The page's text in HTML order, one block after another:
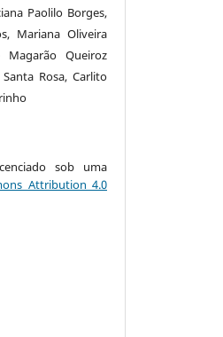
Paolilo Borges,
Mariana Oliveira
Magarão Queiroz
Rosa, Carlito
sob uma
Attribution 4.0